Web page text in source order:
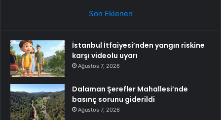
Son Eklenen
İstanbul İtfaiyesi’nden yangın riskine
karşı videolu uyarı
Ağustos 7, 2026
Dalaman Şerefler Mahallesi’nde
basınç sorunu giderildi
Ağustos 7, 2026